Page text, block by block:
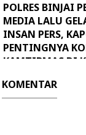
POLRES BINJAI
MEDIA LALU
INSAN PERS,
PENTINGNYA
KAMTIBMAS DI
KOMENTAR